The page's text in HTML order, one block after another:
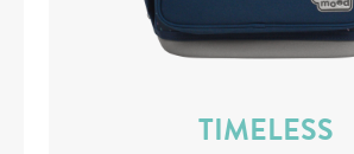
TIMELESS